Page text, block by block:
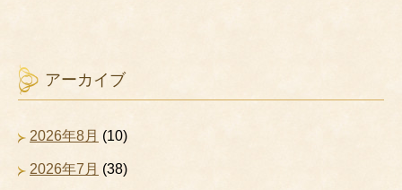
アーカイブ
2026年8月 (10)
2026年7月 (38)